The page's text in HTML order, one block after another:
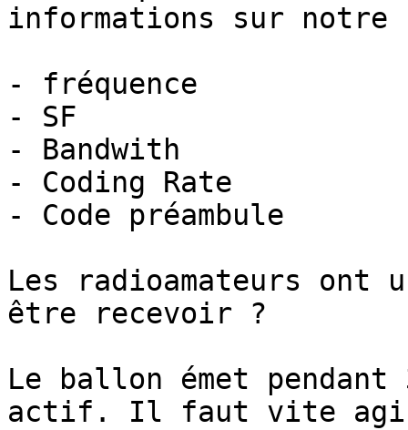
informations sur notre
- fréquence
- SF
- Bandwith
- Coding Rate
- Code préambule
Les radioamateurs ont
être recevoir ?
Le ballon émet
actif. Il faut vite